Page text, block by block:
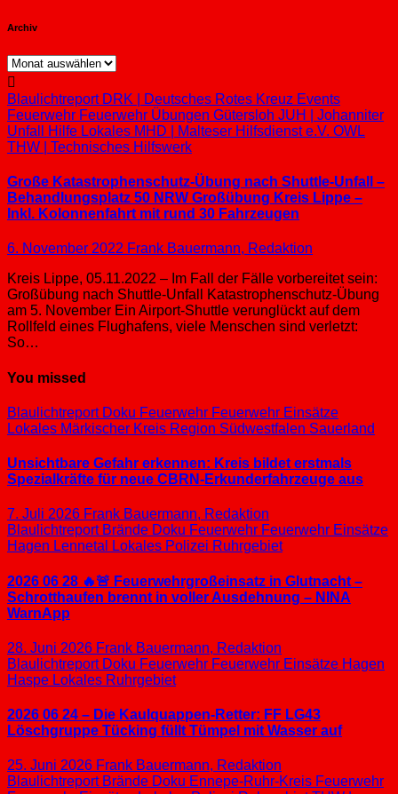
Archiv
Archiv
Blaulichtreport DRK | Deutsches Rotes Kreuz Events
Feuerwehr Feuerwehr Übungen Gütersloh JUH | Johanniter
Unfall Hilfe Lokales MHD | Malteser Hilfsdienst e.V. OWL
THW | Technisches Hilfswerk
Große Katastrophenschutz-Übung nach Shuttle-Unfall –
Behandlungsplatz 50 NRW Großübung Kreis Lippe –
Inkl. Kolonnenfahrt mit rund 30 Fahrzeugen
6. November 2022 Frank Bauermann, Redaktion
Kreis Lippe, 05.11.2022 – Im Fall der Fälle vorbereitet sein:
Großübung nach Shuttle-Unfall Katastrophenschutz-Übung
am 5. November Ein Airport-Shuttle verunglückt auf dem
Rollfeld eines Flughafens, viele Menschen sind verletzt:
So…
You missed
Blaulichtreport Doku Feuerwehr Feuerwehr Einsätze
Lokales Märkischer Kreis Region Südwestfalen Sauerland
Unsichtbare Gefahr erkennen: Kreis bildet erstmals
Spezialkräfte für neue CBRN-Erkunderfahrzeuge aus
7. Juli 2026 Frank Bauermann, Redaktion
Blaulichtreport Brände Doku Feuerwehr Feuerwehr Einsätze
Hagen Lennetal Lokales Polizei Ruhrgebiet
2026 06 28 🔥🚨 Feuerwehrgroßeinsatz in Glutnacht –
Schrotthaufen brennt in voller Ausdehnung – NINA
WarnApp
28. Juni 2026 Frank Bauermann, Redaktion
Blaulichtreport Doku Feuerwehr Feuerwehr Einsätze Hagen
Haspe Lokales Ruhrgebiet
2026 06 24 – Die Kaulquappen-Retter: FF LG43
Löschgruppe Tücking füllt Tümpel mit Wasser auf
25. Juni 2026 Frank Bauermann, Redaktion
Blaulichtreport Brände Doku Ennepe-Ruhr-Kreis Feuerwehr